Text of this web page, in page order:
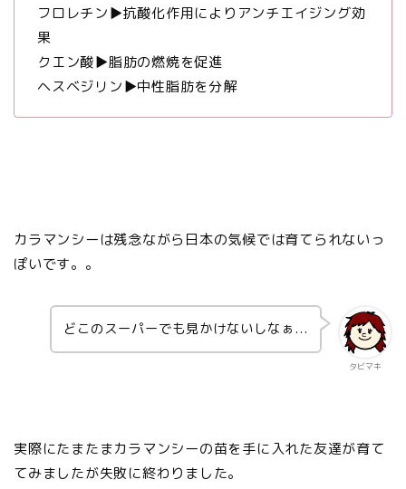
フロレチン▶︎抗酸化作用によりアンチエイジング効
果
クエン酸▶︎脂肪の燃焼を促進
ヘスベジリン▶︎中性脂肪を分解
カラマンシーは残念ながら日本の気候では育てられないっ
ぽいです。。
タビマキ
どこのスーパーでも見かけないしなぁ...
実際にたまたまカラマンシーの苗を手に入れた友達が育て
てみましたが失敗に終わりました。